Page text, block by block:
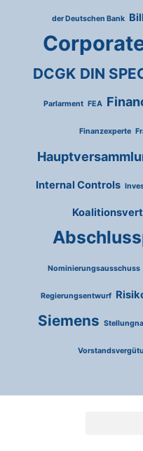
der Deutschen Bank
DCGK DIN
Parlarment FEA
Finanzexperte
Internal Controls
Nominierungsausschuss
Regierungsentwurf
Siemens